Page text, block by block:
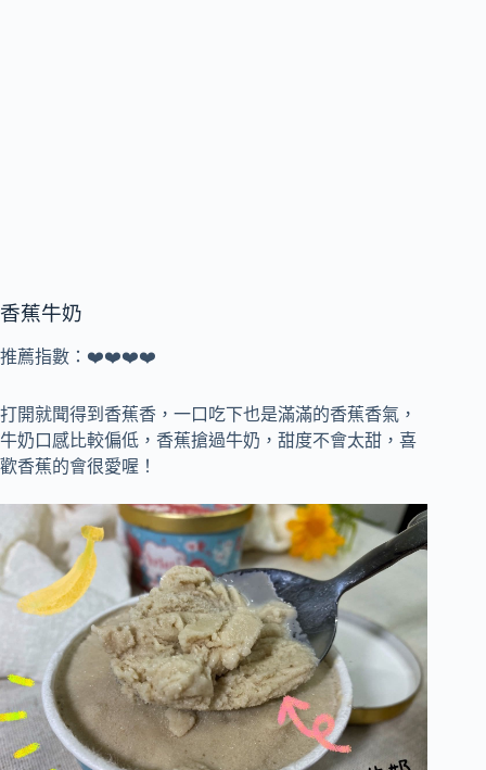
香蕉牛奶
推薦指數：❤️❤️❤️❤️
打開就聞得到香蕉香，一口吃下也是滿滿的香蕉香氣，
牛奶口感比較偏低，香蕉搶過牛奶，甜度不會太甜，喜
歡香蕉的會很愛喔！